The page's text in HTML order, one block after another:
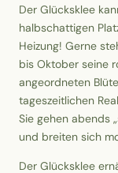
Der Glücksklee
halbschattigen
Heizung! Gerne
bis Oktober seine
angeordneten
tageszeitlichen
Sie gehen abends
und breiten sich
Der Glücksklee